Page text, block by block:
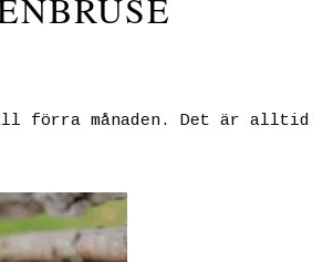
förra månaden. Det är alltid